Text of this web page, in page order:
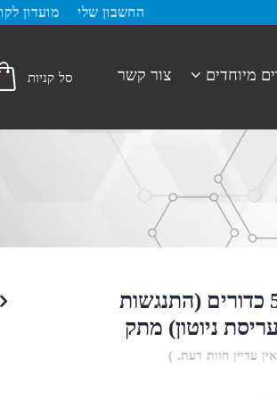
החשבון שלי מועדון
מיוחדים צור קשר
מטוטלת 5 כדורים (התנגשות
ניוטון) מתק
עדיין חוות דעת. )